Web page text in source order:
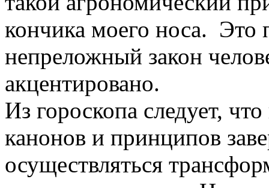
кончика моего носа.
непреложный закон
акцентировано.
Из гороскопа следует,
канонов и принципов
осуществляться